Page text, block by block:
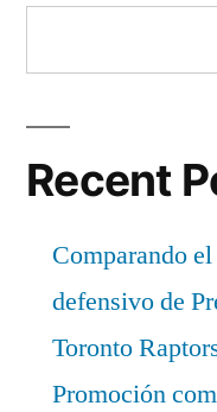
Recent
Comparando
defensivo de
Toronto
Promoción